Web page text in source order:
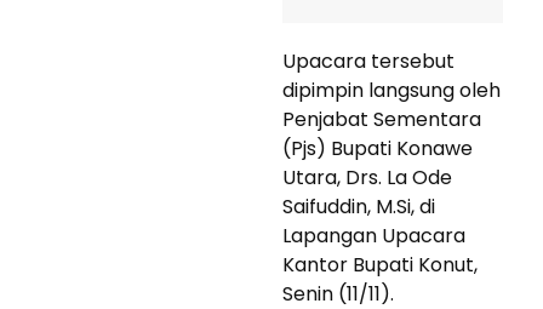
Upacara tersebut
dipimpin langsung oleh
Penjabat Sementara
(Pjs) Bupati Konawe
Utara, Drs. La Ode
Saifuddin, M.Si, di
Lapangan Upacara
Kantor Bupati Konut,
Senin (11/11).